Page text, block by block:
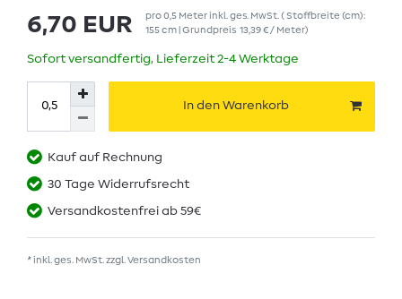
6,70 EUR pro0,5 Meterinkl. ges. MwSt. ( Stoffbreite (cm):
155 cm | Grundpreis 13,39 € / Meter)
Sofort versandfertig, Lieferzeit 2-4 Werktage
In den Warenkorb
Kauf auf Rechnung
30 Tage Widerrufsrecht
Versandkostenfrei ab 59€
* inkl. ges. MwSt. zzgl. Versandkosten